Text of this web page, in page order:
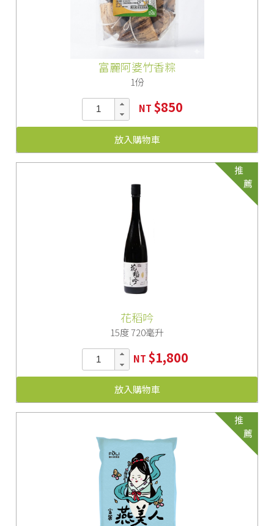
富麗阿婆竹香粽
1份
NT $850
放入購物車
推
薦
花稻吟
15度 720毫升
NT $1,800
放入購物車
推
薦